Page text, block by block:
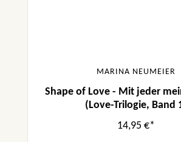
MARINA NEUMEIER
Shape of Love - Mit jeder
(Love-Trilogie, Band
14,95 €*